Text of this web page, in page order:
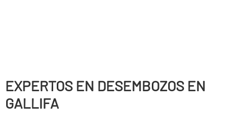
EXPERTOS EN DESEMBOZOS EN
GALLIFA